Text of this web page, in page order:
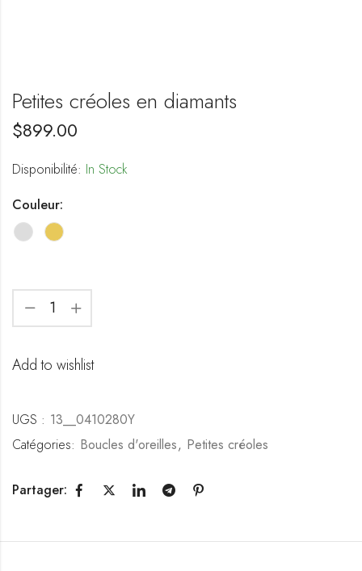
Petites créoles en diamants
$899.00
Disponibilité: In Stock
Couleur:
Add to wishlist
UGS : 13__0410280Y
Catégories: Boucles d'oreilles, Petites créoles
Partager: